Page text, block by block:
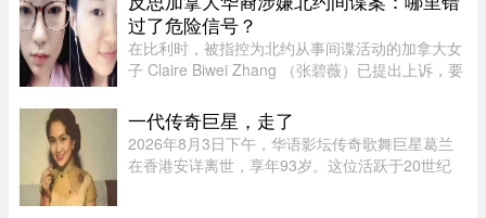
过了危险信号？
在比利时，被指控为北约从事间谍活动的加拿大女
子 Claire Biwei Zhang （张碧薇）已提出上诉，要
急调查其安全审查程序，以查明外国势力可能是如
何渗透进入政府体系的。 ...
一代传奇巨星，走了
2026年8月3日下午，华语影坛传奇歌舞巨星葛兰
在香港安详离世，享年93岁。这位活跃于20世纪